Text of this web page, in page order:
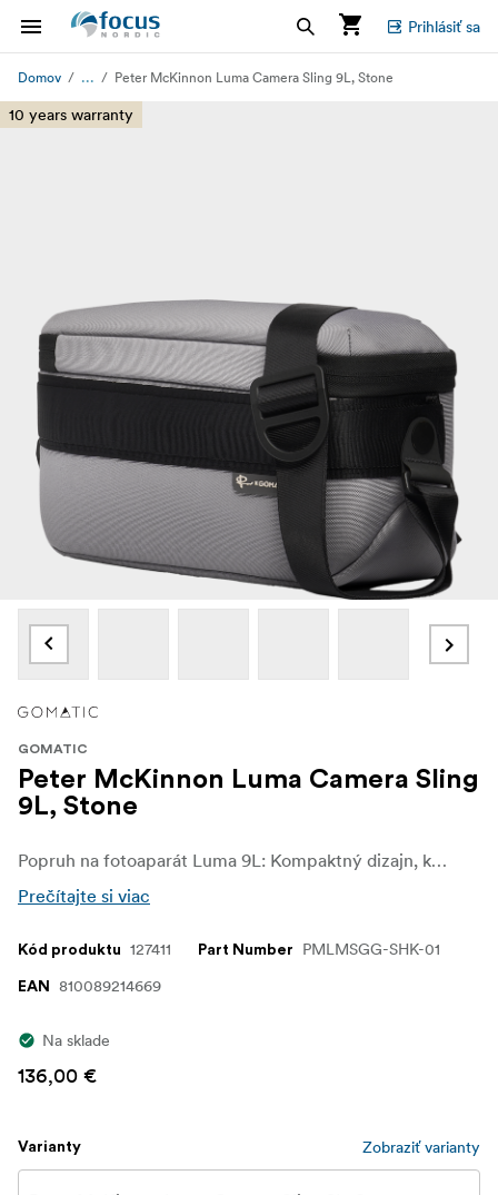
Prihlásiť sa
Domov ... Peter McKinnon Luma Camera Sling 9L, Stone
10 years warranty
GOMATIC
Peter McKinnon Luma Camera Sling
9L, Stone
Popruh na fotoaparát Luma 9L: Kompaktný dizajn, kompletná výbava. Ideálna pre úspornejšie zostavy vybavenia. Môže sa pochváliť otočnými nitmi, dizajnom s viacerými vreckami a magnetickým zabezpečením. Štyri farebné možnosti, ktoré odrážajú váš štýl. Vynikajúca konštrukcia pre náročných fotografov na cestách.
Prečítajte si viac
Kód produktu 127411 Part Number PMLMSGG-SHK-01
EAN 810089214669
Na sklade
136,00 €
Varianty Zobraziť varianty